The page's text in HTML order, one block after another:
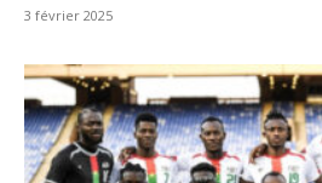
3 février 2025